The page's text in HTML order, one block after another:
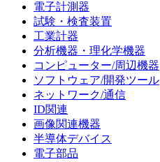
電子計測器
試験・検査装置
工業計器
分析機器・理化学機器
コンピューター/周辺機器
ソフトウェア/開発ツール
ネットワーク/通信
ID関連
画像関連機器
半導体デバイス
電子部品